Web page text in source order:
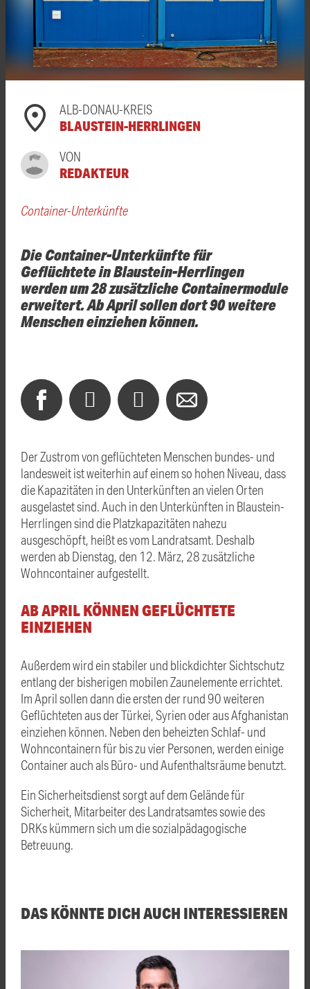
ALB-DONAU-KREIS
BLAUSTEIN-HERRLINGEN
VON
REDAKTEUR
Container-Unterkünfte
Die Container-Unterkünfte für
Geflüchtete in Blaustein-Herrlingen
werden um 28 zusätzliche Containermodule
erweitert. Ab April sollen dort 90 weitere
Menschen einziehen können.
Der Zustrom von geflüchteten Menschen bundes- und
landesweit ist weiterhin auf einem so hohen Niveau, dass
die Kapazitäten in den Unterkünften an vielen Orten
ausgelastet sind. Auch in den Unterkünften in Blaustein-
Herrlingen sind die Platzkapazitäten nahezu
ausgeschöpft, heißt es vom Landratsamt. Deshalb
werden ab Dienstag, den 12. März, 28 zusätzliche
Wohncontainer aufgestellt.
AB APRIL KÖNNEN GEFLÜCHTETE
EINZIEHEN
Außerdem wird ein stabiler und blickdichter Sichtschutz
entlang der bisherigen mobilen Zaunelemente errichtet.
Im April sollen dann die ersten der rund 90 weiteren
Geflüchteten aus der Türkei, Syrien oder aus Afghanistan
einziehen können. Neben den beheizten Schlaf- und
Wohncontainern für bis zu vier Personen, werden einige
Container auch als Büro- und Aufenthaltsräume benutzt.
Ein Sicherheitsdienst sorgt auf dem Gelände für
Sicherheit, Mitarbeiter des Landratsamtes sowie des
DRKs kümmern sich um die sozialpädagogische
Betreuung.
DAS KÖNNTE DICH AUCH INTERESSIEREN